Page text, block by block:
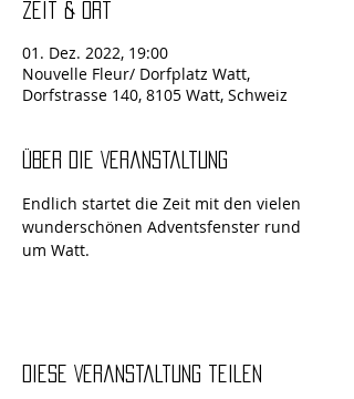
Zeit & Ort
01. Dez. 2022, 19:00
Nouvelle Fleur/ Dorfplatz Watt,
Dorfstrasse 140, 8105 Watt, Schweiz
Über die Veranstaltung
Endlich startet die Zeit mit den vielen
wunderschönen Adventsfenster rund
um Watt.
Diese Veranstaltung teilen